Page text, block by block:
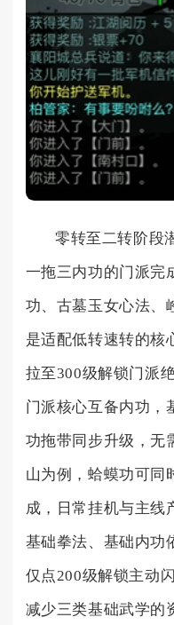
零转至二转阶段
一拖三内功的门派完
功、古墓玉女心法、
是适配低转速转的核
拉至300级解锁门派
门派核心互备内功，
功拖带同步升级，无
山为例，蛤蟆功可同
成，日常挂机与主线
基础拳法、基础内功
仅点200级解锁主动
减少三类基础武学的